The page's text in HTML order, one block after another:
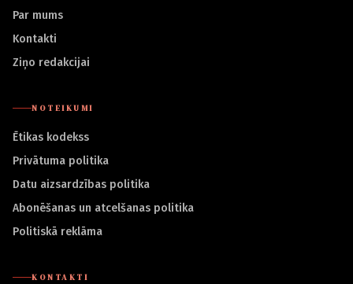
Par mums
Kontakti
Ziņo redakcijai
NOTEIKUMI
Ētikas kodekss
Privātuma politika
Datu aizsardzības politika
Abonēšanas un atcelšanas politika
Politiskā reklāma
KONTAKTI